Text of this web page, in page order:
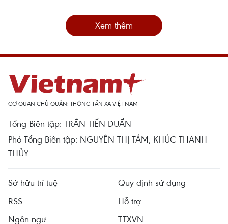
Xem thêm
CƠ QUAN CHỦ QUẢN: THÔNG TẤN XÃ VIỆT NAM
Tổng Biên tập: TRẦN TIẾN DUẨN
Phó Tổng Biên tập: NGUYỄN THỊ TÁM, KHÚC THANH
THỦY
Sở hữu trí tuệ
Quy định sử dụng
RSS
Hỗ trợ
Ngôn ngữ
TTXVN